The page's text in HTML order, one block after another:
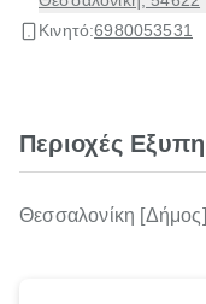
Κινητό:6980053531
Περιοχές
Θεσσαλονίκη [Δήμος]